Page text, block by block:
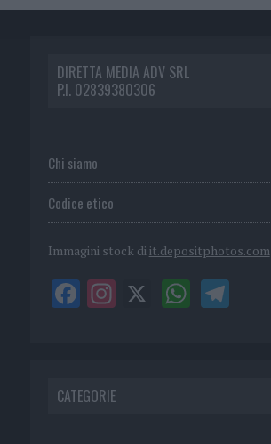
DIRETTA MEDIA ADV SRL
P.I. 02839380306
Chi siamo
Codice etico
Immagini stock di it.depositphotos.com
CATEGORIE